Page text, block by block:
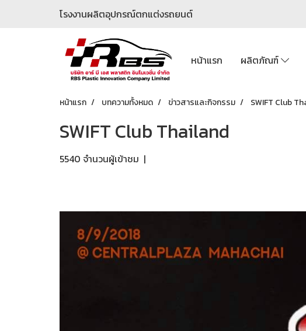
โรงงานผลิตอุปกรณ์ตกแต่งรถยนต์
หน้าแรก ผลิตภัณฑ์
หน้าแรก บทความทั้งหมด ข่าวสารและกิจกรรม SWIFT Club
SWIFT Club Thailand
5540 จำนวนผู้เข้าชม |